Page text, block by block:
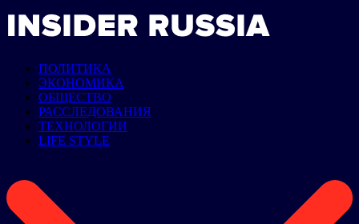
ПОЛИТИКА
ЭКОНОМИКА
ОБЩЕСТВО
РАССЛЕДОВАНИЯ
ТЕХНОЛОГИИ
LIFE STYLE